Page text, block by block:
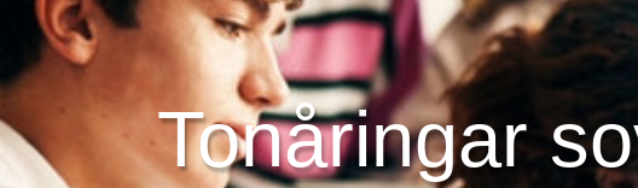
Tonåringar